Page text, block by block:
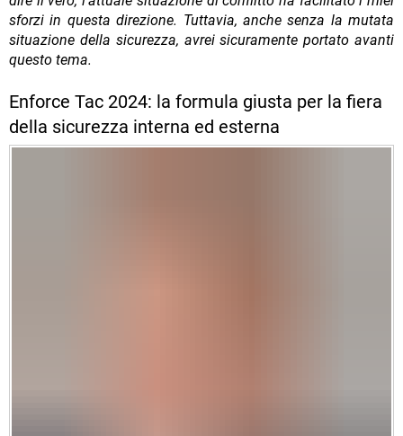
sforzi in questa direzione. Tuttavia, anche senza la mutata
situazione della sicurezza, avrei sicuramente portato avanti
questo tema.
Enforce Tac 2024: la formula giusta per la fiera
della sicurezza interna ed esterna